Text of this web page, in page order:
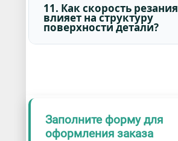
11. Как скорость резания
влияет на структуру
поверхности детали?
Заполните форму для
оформления заказа